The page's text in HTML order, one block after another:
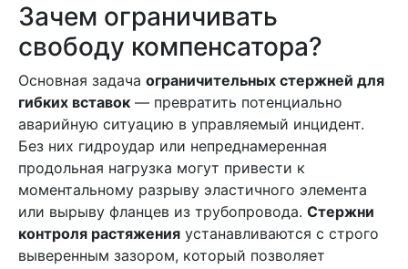
Зачем ограничивать
свободу компенсатора?
Основная задача ограничительных стержней для
гибких вставок — превратить потенциально
аварийную ситуацию в управляемый инцидент.
Без них гидроудар или непреднамеренная
продольная нагрузка могут привести к
моментальному разрыву эластичного элемента
или вырыву фланцев из трубопровода. Стержни
контроля растяжения устанавливаются с строго
выверенным зазором, который позволяет